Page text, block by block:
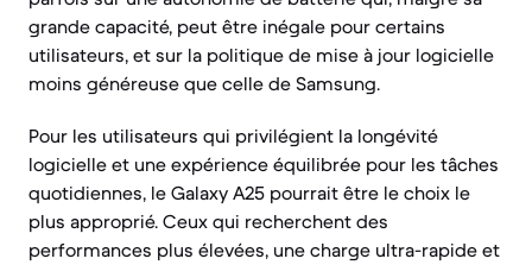
grande capacité, peut être inégale pour certains
utilisateurs, et sur la politique de mise à jour logicielle
moins généreuse que celle de Samsung.
Pour les utilisateurs qui privilégient la longévité
logicielle et une expérience équilibrée pour les tâches
quotidiennes, le Galaxy A25 pourrait être le choix le
plus approprié. Ceux qui recherchent des
performances plus élevées, une charge ultra-rapide et